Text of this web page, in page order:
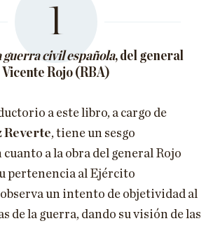
1
civil española, del general
Vicente Rojo (RBA)
a este libro, a cargo de
Reverte, tiene un sesgo
a la obra del general Rojo
pertenencia al Ejército
un intento de objetividad al
de la guerra, dando su visión de las